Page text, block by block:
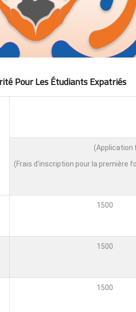
Pour Les Étudiants ExpatriÉS
(Frais d'inscription pour la première
1500
1500
1500